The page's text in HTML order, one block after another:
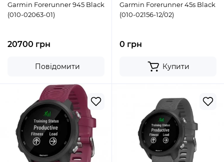
Garmin Forerunner 945 Black
(010-02063-01)
20700 грн
Повідомити
Garmin Forerunner 45s Black
(010-02156-12/02)
0 грн
Купити